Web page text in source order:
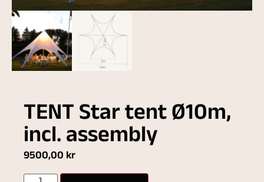
TENT Star tent Ø10m,
incl. assembly
9500,00 kr